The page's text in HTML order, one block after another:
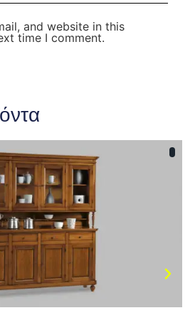
and website in this
time I comment.